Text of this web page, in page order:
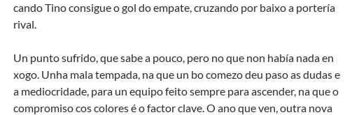
cando Tino consigue o gol do empate, cruzando por baixo a portería
rival.
Un punto sufrido, que sabe a pouco, pero no que non había nada en
xogo. Unha mala tempada, na que un bo comezo deu paso as dudas e
a mediocridade, para un equipo feito sempre para ascender, na que o
compromiso cos colores é o factor clave. O ano que ven, outra nova